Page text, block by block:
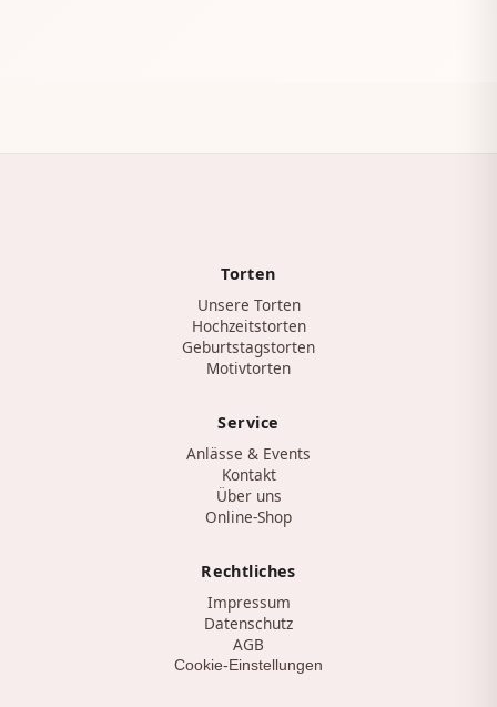
Torten
Unsere Torten
Hochzeitstorten
Geburtstagstorten
Motivtorten
Service
Anlässe & Events
Kontakt
Über uns
Online-Shop
Rechtliches
Impressum
Datenschutz
AGB
Cookie-Einstellungen